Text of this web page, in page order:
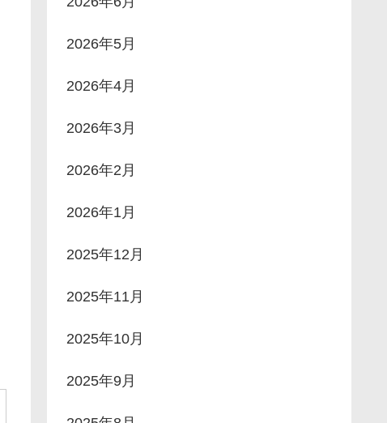
2026年5月
2026年4月
2026年3月
2026年2月
2026年1月
2025年12月
2025年11月
2025年10月
2025年9月